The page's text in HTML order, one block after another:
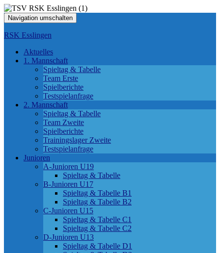
Navigation umschalten
RSK Esslingen
Aktuelles
1. Mannschaft
Spieltag & Tabelle
Team Erste
Spielberichte
Testspielanfrage
2. Mannschaft
Spieltag & Tabelle
Team Zweite
Spielberichte
Trainingslager Zweite
Testspielanfrage
Junioren
A-Junioren U19
Spieltag & Tabelle
B-Junioren U17
Spieltag & Tabelle B1
Spieltag & Tabelle B2
C-Junioren U15
Spieltag & Tabelle C1
Spieltag & Tabelle C2
D-Junioren U13
Spieltag & Tabelle D1